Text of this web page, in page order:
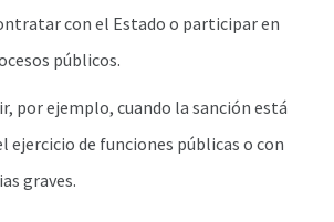
con el Estado o participar en
públicos.
por ejemplo, cuando la sanción está
ejercicio de funciones públicas o con
graves.